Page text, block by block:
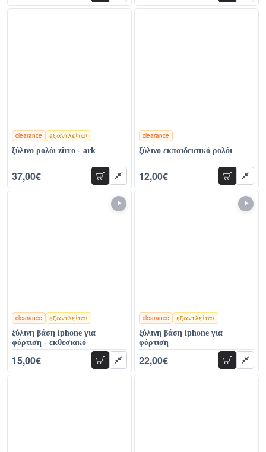
clearance εξαντλείται
χρώματα
ξύλινο ρολόι zirro - ark
37,00€ προσθήκη
clearance
χρώματα
ξύλινο εκπαιδευτικό ρολόι
12,00€ προσθήκη
clearance εξαντλείται
χρώματα
ξύλινη βάση iphone για
φόρτιση - εκθεσιακό
15,00€ προσθήκη
clearance εξαντλείται
χρώματα
ξύλινη βάση iphone για
φόρτιση
22,00€ προσθήκη